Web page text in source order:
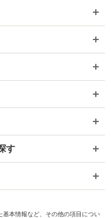
す
本情報など、その他の項目につい